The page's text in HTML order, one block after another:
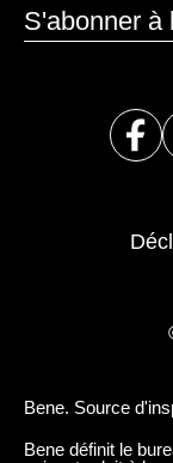
S'abonner à
Bene. Source
Bene définit le